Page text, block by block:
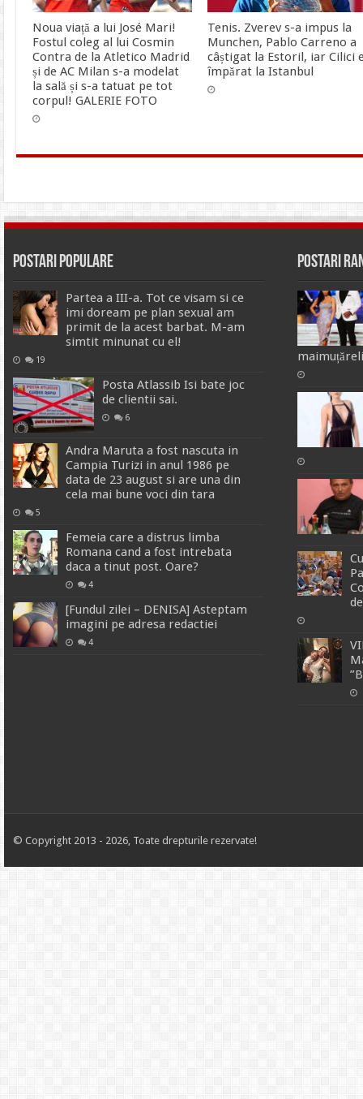
Noua viață a lui José Mari!
Fostul coleg al lui Cosmin
Contra de la Atletico Madrid
și de AC Milan s-a modelat
la sală și s-a tatuat pe tot
corpul! GALERIE FOTO
Tenis. Zverev s-a impus la
Munchen, Pablo Carreno a
câștigat la Estoril, iar Cilici
împărat la Istanbul
Postari Populare
Partea a III-a. Tot ce visam si ce
imi doream pe plan sexual am
primit de la acest barbat. M-am
simtit minunat cu el!
19
Posta Atlassib Isi bate joc
de clientii sai.
6
Andra Maruta a fost nascuta in
Campia Turizi in anul 1986 pe
data de 23 august si are una din
cela mai bune voci din tara
5
Femeia care a distrus limba
Romana cand a fost intrebata
daca a tinut post. Oare?
4
[Fundul zilei – DENISA] Asteptam
imagini pe adresa redactiei
4
Postari
© Copyright 2013 - 2026, Toate drepturile rezervate!